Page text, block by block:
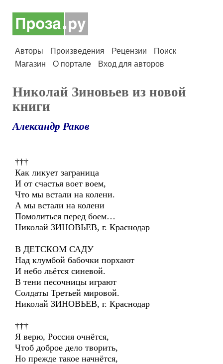
Авторы Произведения Рецензии
Поиск
Магазин
О портале Вход для авторов
Николай Зиновьев из новой
книги
Александр Раков
†††
Как ликует заграница
И от счастья воет воем,
Что мы встали на колени.
А мы встали на колени
Помолиться перед боем…
Николай ЗИНОВЬЕВ, г. Краснодар
В ДЕТСКОМ САДУ
Над клумбой бабочки порхают
И небо льётся синевой.
В тени песочницы играют
Солдаты Третьей мировой.
Николай ЗИНОВЬЕВ, г. Краснодар
†††
Я верю, Россия очнётся,
Чтоб доброе дело творить,
Но прежде такое начнётся,